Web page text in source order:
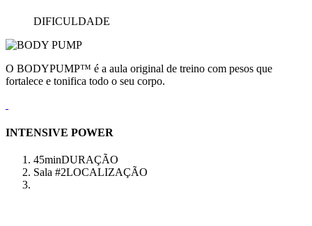
DIFICULDADE
O BODYPUMP™ é a aula original de treino com pesos que
fortalece e tonifica todo o seu corpo.
INTENSIVE POWER
45minDURAÇÃO
Sala #2LOCALIZAÇÃO